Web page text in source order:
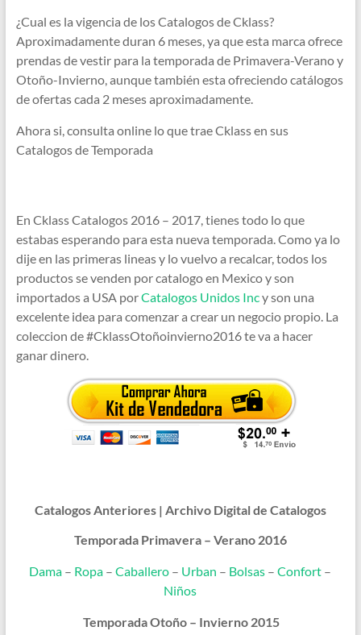
¿Cual es la vigencia de los Catalogos de Cklass?
Aproximadamente duran 6 meses, ya que esta marca ofrece
prendas de vestir para la temporada de Primavera-Verano y
Otoño-Invierno, aunque también esta ofreciendo catálogos
de ofertas cada 2 meses aproximadamente.
Ahora si, consulta online lo que trae Cklass en sus
Catalogos de Temporada
En Cklass Catalogos 2016 – 2017, tienes todo lo que
estabas esperando para esta nueva temporada. Como ya lo
dije en las primeras lineas y lo vuelvo a recalcar, todos los
productos se venden por catalogo en Mexico y son
importados a USA porCatalogos Unidos Incy son una
excelente idea para comenzar a crear un negocio propio. La
coleccion de #CklassOtoñoinvierno2016 te va a hacer
ganar dinero.
Catalogos Anteriores | Archivo Digital de Catalogos
Temporada Primavera – Verano 2016
Dama – Ropa –Caballero – Urban – Bolsas – Confort –
Niños
Temporada Otoño – Invierno 2015